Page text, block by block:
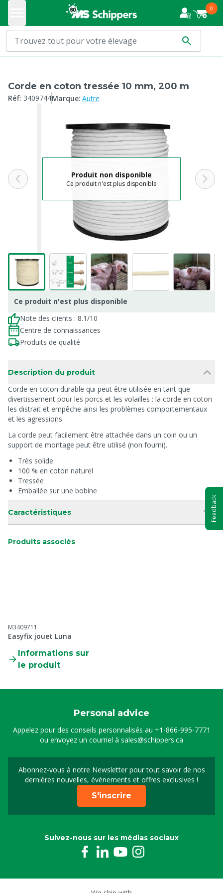
0
Corde en coton tressée 10 mm, 200 m
Réf: 3409744Marque: Autre
Produit non disponible
Ce produit n'est plus disponible
Ce produit n'est plus disponible
Note des clients : 8.1/10
Centre de connaissances
Produits de qualité
Description du produit
Corde en coton durable qui peut être utilisée en tant que
divertissement pour les porcs et les volailles : la corde en coton
les distrait et empêche ainsi les problèmes comportementaux
et les agressions.
La corde peut facilement être attachée dans un coin ou un
support de montage peut être utilisé (non fourni).
Très solide
100 % en coton naturel
Tressée
Emballée sur une bobine
Caractéristiques
Produits associés
M3409711
Easyfix jouet Luna
Informations sur
le produit
Personal advice
Appelez pour des conseils personnalisés au +1-866-995-7771
ou envoyez un courriel à sales@schippers.ca
Abonnez-vous à notre Newsletter pour tout savoir de nos
dernières nouvelles, événements et offres exclusives !
Sign up for our
S'inscrire
Suivez-nous sur les médias sociaux
Feedback